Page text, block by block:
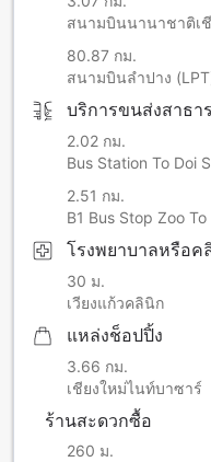
สนามบินนานาชาติเ
80.87 กม.
สนามบินลำปาง
บริการขนส่งสาธา
2.02 กม.
Bus Station To Doi
2.51 กม.
B1 Bus Stop Zoo
โรงพยาบาลหรือค
30 ม.
เวียงแก้วคลินิก
แหล่งช็อปปิ้ง
3.66 กม.
เชียงใหม่ไนท์บาซาร์
ร้านสะดวกซื้อ
260 ม.